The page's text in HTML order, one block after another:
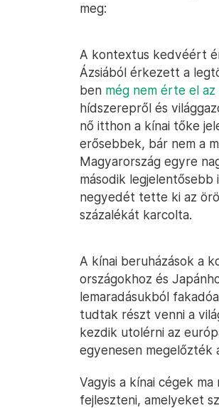
meg:
A kontextus kedvéért
Ázsiából érkezett a
ben még nem érte el
hídszerepről és
nő itthon a kínai tőke
erősebbek, bár nem a
Magyarország egyre
második
negyedét tette ki az
százalékát karcolta.
A kínai beruházások a
országokhoz és
lemaradásukból
tudtak részt venni a
kezdik utolérni az
egyenesen megelőzték
Vagyis a kínai cégek
fejleszteni, amelyeket